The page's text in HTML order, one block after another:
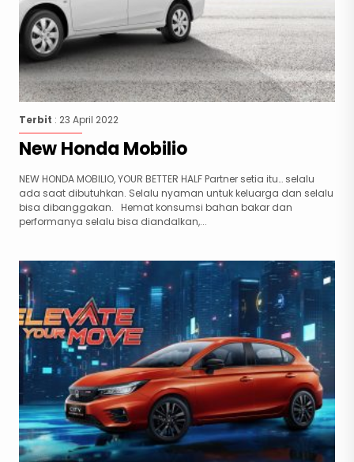
Terbit : 23 April 2022
New Honda Mobilio
NEW HONDA MOBILIO, YOUR BETTER HALF Partner setia itu… selalu
ada saat dibutuhkan. Selalu nyaman untuk keluarga dan selalu
bisa dibanggakan. Hemat konsumsi bahan bakar dan
performanya selalu bisa diandalkan,...